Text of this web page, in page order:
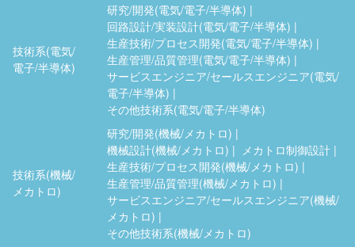
技術系(電気/
電子/半導体)
研究/開発(電気/電子/半導体)
回路設計/実装設計(電気/電子/半導体)
生産技術/プロセス開発(電気/電子/半導体)
生産管理/品質管理(電気/電子/半導体)
サービスエンジニア/セールスエンジニア(電気/
電子/半導体)
その他技術系(電気/電子/半導体)
技術系(機械/
メカトロ)
研究/開発(機械/メカトロ)
機械設計(機械/メカトロ)
メカトロ制御設計
生産技術/プロセス開発(機械/メカトロ)
生産管理/品質管理(機械/メカトロ)
サービスエンジニア/セールスエンジニア(機械/
メカトロ)
その他技術系(機械/メカトロ)